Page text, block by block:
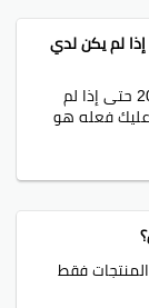
قد تختلف
ام هي
هل يمكنني استخدام كود خصم اتش اند ام 2026 إذا لم يكن لدي
نعم، يمكنك استخدام كود خصم اتش اند ام 2026 حتى إذا لم
فعله هو
على المنتجات فقط